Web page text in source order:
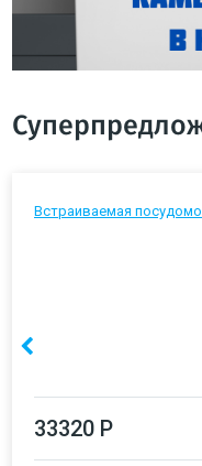
Встраиваемая
33320 Р